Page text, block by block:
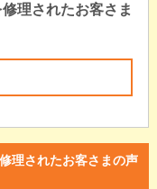
理されたお客さま
理されたお客さまの声